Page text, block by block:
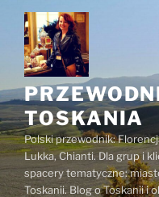
Przejdź
treści
TOSKANIA
Polski przewodnik:
Lukka, Chianti. Dla grup i
spacery tematyczne:
Toskanii. Blog o Toskanii i